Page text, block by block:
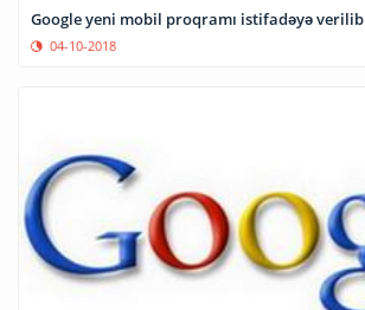
Google yeni mobil proqramı istifadəyə verilib
04-10-2018